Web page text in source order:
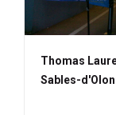
Thomas
Sables-